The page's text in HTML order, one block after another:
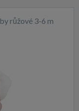
růžové 3-6 m